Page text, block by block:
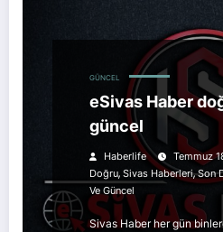
GÜNCEL
eSivas Haber
güncel
Haberlife Temmuz
Doğru, Sivas Haberleri,Son
Ve Güncel
Sivas Haber her gün